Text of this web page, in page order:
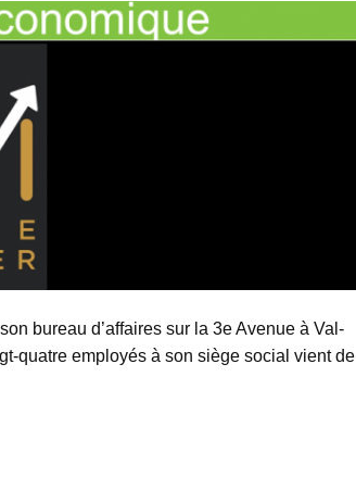
bureau d’affaires sur la 3e Avenue à Val-
quatre employés à son siège social vient de